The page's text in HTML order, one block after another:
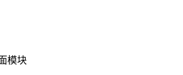
模块